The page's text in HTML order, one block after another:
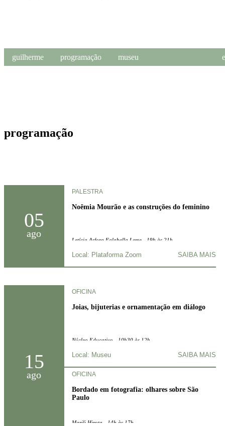
guilherme programação museu
programação
05
ago
PALESTRA
Noêmia Mourão e as construções do feminino
Letícia Asfora Falabella Leme - 19h às 21h
Local: Plataforma Zoom SAIBA MAIS
15
ago
OFICINA
Joias, bijuterias e ornamentação em diálogo
Núcleo Educativo - 10h30 às 12h
Local: Museu SAIBA MAIS
OFICINA
Bordado em fotografia: olhares sobre São
Paulo
Marili Hirota - 14h às 17h